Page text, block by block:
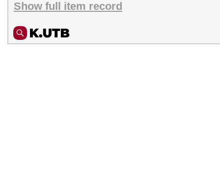
Show full item record